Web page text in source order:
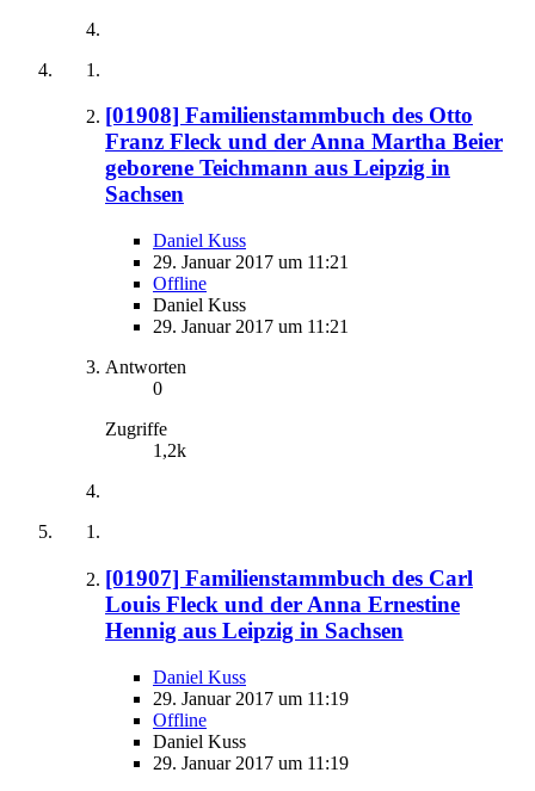
[01908] Familienstammbuch des Otto
Franz Fleck und der Anna Martha Beier
geborene Teichmann aus Leipzig in
Sachsen
Daniel Kuss
29. Januar 2017 um 11:21
Offline
Daniel Kuss
29. Januar 2017 um 11:21
Antworten
0
Zugriffe
1,2k
[01907] Familienstammbuch des Carl
Louis Fleck und der Anna Ernestine
Hennig aus Leipzig in Sachsen
Daniel Kuss
29. Januar 2017 um 11:19
Offline
Daniel Kuss
29. Januar 2017 um 11:19